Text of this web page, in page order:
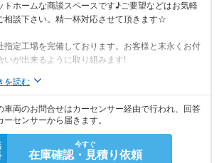
トホームな商談スペースです♪ご要望などはお気軽
相談下さい。精一杯対応させて頂きます☆
指定工場を完備しております。お客様と末永くお付
いが出来るように取り組みます!
を読む
車両のお問合せはカーセンサー経由で行われ、回答
ーセンサーから届きます。
今すぐ
在庫確認・見積り依頼